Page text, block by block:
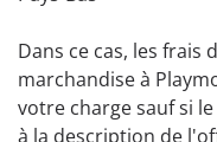
Dans ce cas, les
marchandise à
votre charge sauf si
à la description de